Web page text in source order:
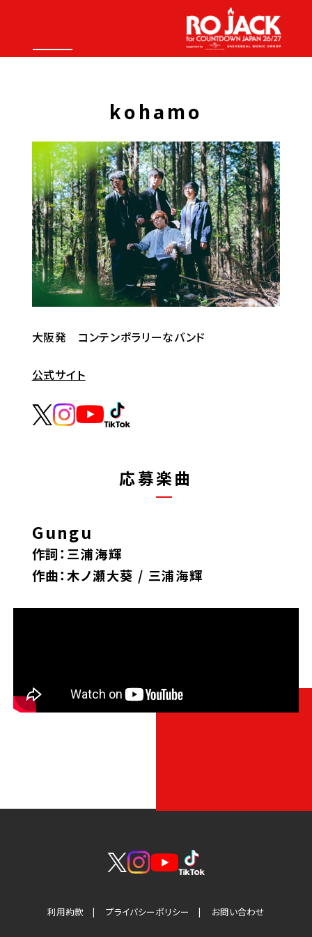
kohamo
大阪発 コンテンポラリーなバンド
公式サイト
応募楽曲
Gungu
作詞：三浦海輝
作曲：木ノ瀬大葵 / 三浦海輝
利用約款 プライバシーポリシー お問い合わせ